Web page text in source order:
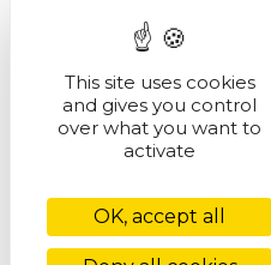
© Société
This site uses cookies
and gives you control
over what you want to
activate
OK, accept all